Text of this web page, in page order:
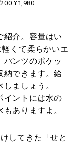
¥1,980
紹介。容量はい
くて柔らかいエ
パンツのポケッ
納できます。給
ましょう。
イントには水の
ありますよ。
してきた「せと